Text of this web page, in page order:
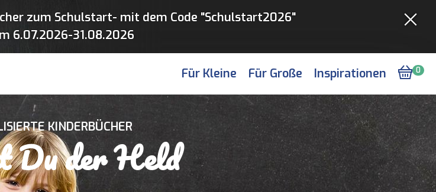
Für Kleine Für Große Inspirationen 0
zum Schulstart- mit dem Code "Schulstart2026"
6.07.2026-31.08.2026
KINDERBÜCHER
Du der Held